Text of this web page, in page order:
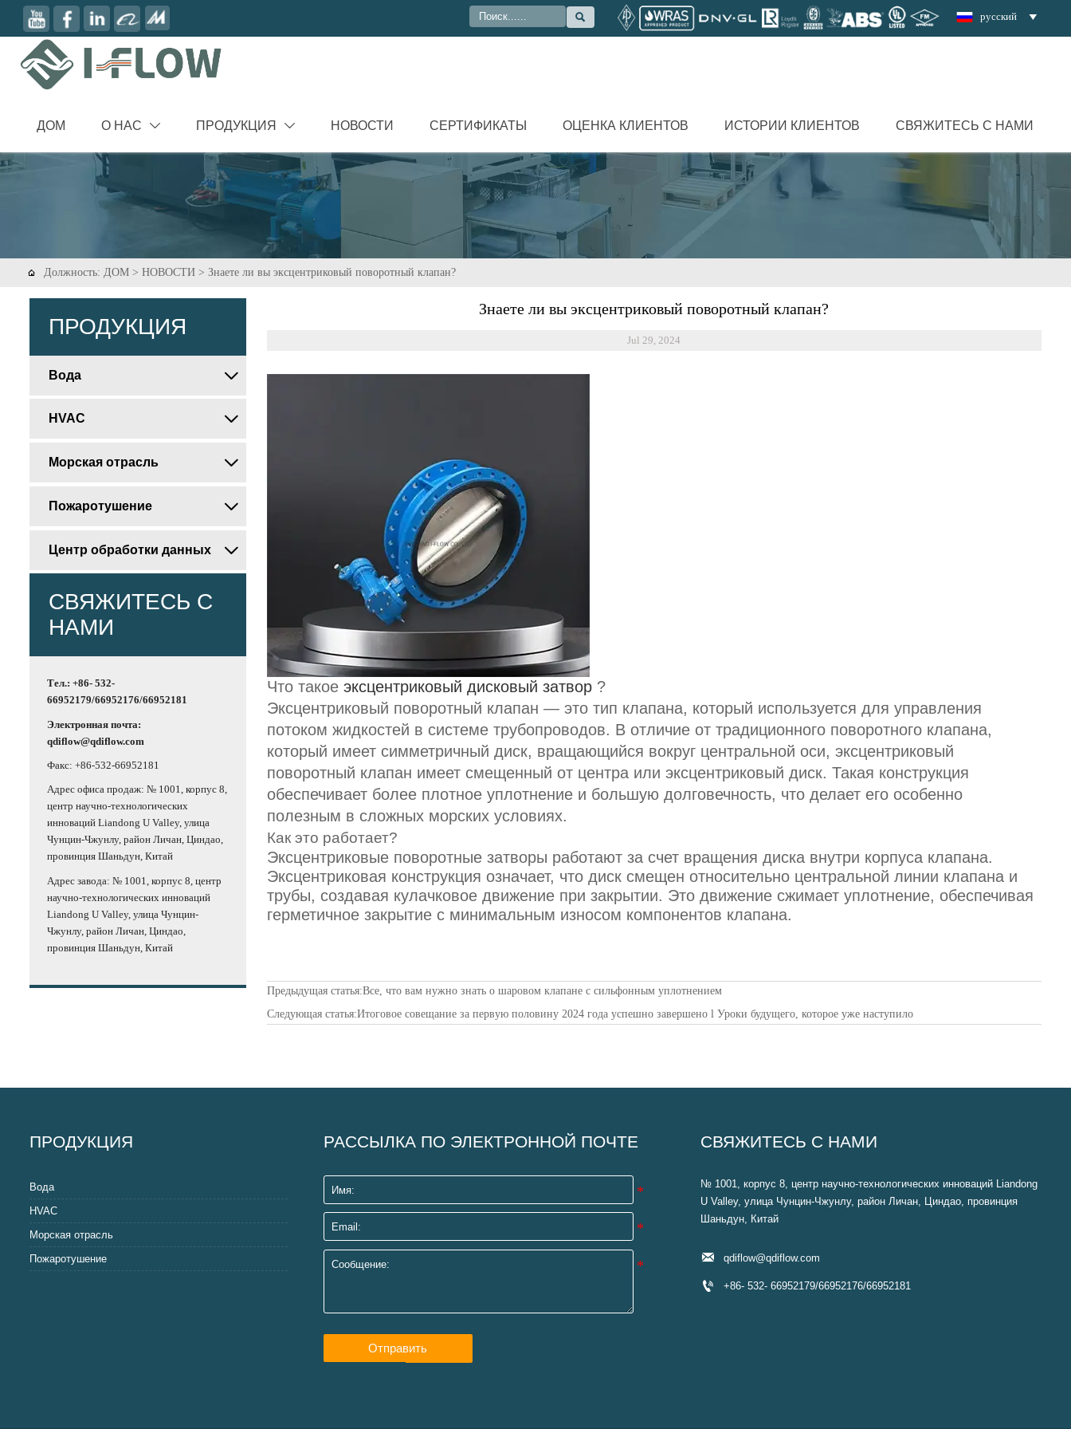
 русский 
ДОМ О НАС  ПРОДУКЦИЯ  НОВОСТИ СЕРТИФИКАТЫ ОЦЕНКА КЛИЕНТОВ ИСТОРИИ КЛИЕНТОВ СВЯЖИТЕСЬ С НАМИ
 Должность:ДОМ >НОВОСТИ >Знаете ли вы эксцентриковый поворотный клапан?
ПРОДУКЦИЯ
Вода 
HVAC 
Морская отрасль 
Пожаротушение 
Центр обработки данных 
СВЯЖИТЕСЬ С
НАМИ
Тел.: +86- 532-
66952179/66952176/66952181
Электронная почта:
qdiflow@qdiflow.com
Факс: +86-532-66952181
Адрес офиса продаж: № 1001, корпус 8,
центр научно-технологических
инноваций Liandong U Valley, улица
Чунцин-Чжунлу, район Личан, Циндао,
провинция Шаньдун, Китай
Адрес завода: № 1001, корпус 8, центр
научно-технологических инноваций
Liandong U Valley, улица Чунцин-
Чжунлу, район Личан, Циндао,
провинция Шаньдун, Китай
Знаете ли вы эксцентриковый поворотный клапан?
Jul 29, 2024
Что такоеэксцентриковый дисковый затвор ?
Эксцентриковый поворотный клапан — это тип клапана, который используется для управления
потоком жидкостей в системе трубопроводов. В отличие от традиционного поворотного клапана,
который имеет симметричный диск, вращающийся вокруг центральной оси, эксцентриковый
поворотный клапан имеет смещенный от центра или эксцентриковый диск. Такая конструкция
обеспечивает более плотное уплотнение и большую долговечность, что делает его особенно
полезным в сложных морских условиях.
Как это работает?
Эксцентриковые поворотные затворы работают за счет вращения диска внутри корпуса клапана.
Эксцентриковая конструкция означает, что диск смещен относительно центральной линии клапана и
трубы, создавая кулачковое движение при закрытии. Это движение сжимает уплотнение, обеспечивая
герметичное закрытие с минимальным износом компонентов клапана.
Предыдущая статья:Все, что вам нужно знать о шаровом клапане с сильфонным уплотнением
Следующая статья:Итоговое совещание за первую половину 2024 года успешно завершено l Уроки будущего, которое уже наступило
ПРОДУКЦИЯ
Вода
HVAC
Морская отрасль
Пожаротушение
РАССЫЛКА ПО ЭЛЕКТРОННОЙ ПОЧТЕ
Отправить
СВЯЖИТЕСЬ С НАМИ
№ 1001, корпус 8, центр научно-технологических инноваций Liandong
U Valley, улица Чунцин-Чжунлу, район Личан, Циндао, провинция
Шаньдун, Китай
 qdiflow@qdiflow.com
 +86- 532- 66952179/66952176/66952181